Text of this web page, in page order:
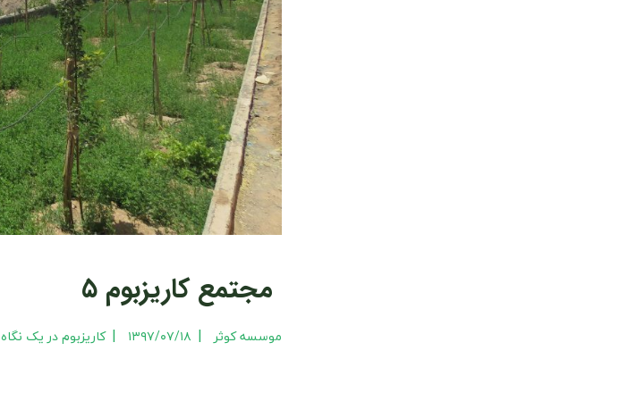
مجتمع‌ کاریزبوم ۵
موسسه کوثر | ۱۳۹۷/۰۷/۱۸ | کاریزبوم در یک نگاه